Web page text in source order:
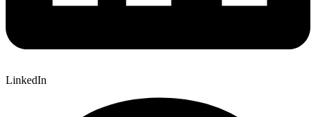
LinkedIn